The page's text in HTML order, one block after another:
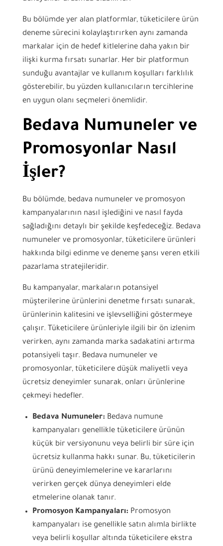
Bu bölümde yer alan platformlar, tüketicilere ürün
deneme sürecini kolaylaştırırken aynı zamanda
markalar için de hedef kitlelerine daha yakın bir
ilişki kurma fırsatı sunarlar. Her bir platformun
sunduğu avantajlar ve kullanım koşulları farklılık
gösterebilir, bu yüzden kullanıcıların tercihlerine
en uygun olanı seçmeleri önemlidir.
Bedava Numuneler ve
Promosyonlar Nasıl
İşler?
Bu bölümde, bedava numuneler ve promosyon
kampanyalarının nasıl işlediğini ve nasıl fayda
sağladığını detaylı bir şekilde keşfedeceğiz. Bedava
numuneler ve promosyonlar, tüketicilere ürünleri
hakkında bilgi edinme ve deneme şansı veren etkili
pazarlama stratejileridir.
Bu kampanyalar, markaların potansiyel
müşterilerine ürünlerini denetme fırsatı sunarak,
ürünlerinin kalitesini ve işlevselliğini göstermeye
çalışır. Tüketicilere ürünleriyle ilgili bir ön izlenim
verirken, aynı zamanda marka sadakatini artırma
potansiyeli taşır. Bedava numuneler ve
promosyonlar, tüketicilere düşük maliyetli veya
ücretsiz deneyimler sunarak, onları ürünlerine
çekmeyi hedefler.
Bedava Numuneler: Bedava numune
kampanyaları genellikle tüketicilere ürünün
küçük bir versiyonunu veya belirli bir süre için
ücretsiz kullanma hakkı sunar. Bu, tüketicilerin
ürünü deneyimlemelerine ve kararlarını
verirken gerçek dünya deneyimleri elde
etmelerine olanak tanır.
Promosyon Kampanyaları: Promosyon
kampanyaları ise genellikle satın alımla birlikte
veya belirli koşullar altında tüketicilere ekstra